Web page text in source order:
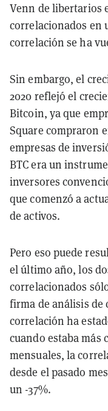
Venn de libertarios
correlacionados en
correlación se ha
Sin embargo, el
2020 reflejó el
Bitcoin, ya que
Square compraron
empresas de
BTC era un
inversores
que comenzó a
de activos.
Pero eso puede
el último año, los
correlacionados
firma de análisis de
correlación ha
cuando estaba más
mensuales, la
desde el pasado
un -37%.